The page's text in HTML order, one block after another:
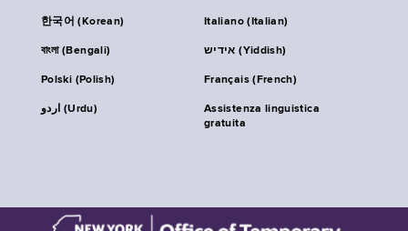
한국어 (Korean) Italiano (Italian)
বাংলা (Bengali) אידיש (Yiddish)
Polski (Polish) Français (French)
اردو (Urdu)
Assistenza linguistica
gratuita